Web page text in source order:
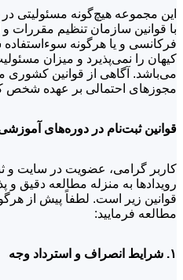
این مجموعه هیچ‌گونه مسئولیتی در
با قوانین سازمان تنظیم مقررات و
فرکانسی و یا هرگونه
کیهان را نمی‌پذیرد و میزان
می‌باشد. آگاهی از قوانین کشوری
مجوزهای احتمالی بر عهده شخص
قوانین ثبت‌نام در دوره‌های آموزشی
کاربر گرامی، عضویت در سایت و
رویدادها به منزله مطالعه دقیق
قوانین زیر است. لطفاً پیش از
مطالعه فرمایید:
۱. شرایط انصراف و استرداد وجه